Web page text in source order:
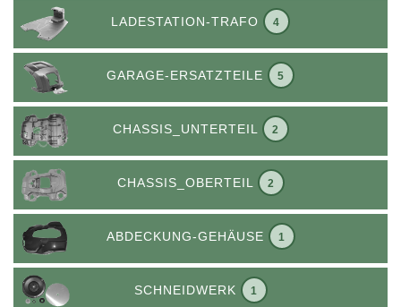
LADESTATION-TRAFO 4
GARAGE-ERSATZTEILE 5
CHASSIS_UNTERTEIL 2
CHASSIS_OBERTEIL 2
ABDECKUNG-GEHÄUSE 1
SCHNEIDWERK 1